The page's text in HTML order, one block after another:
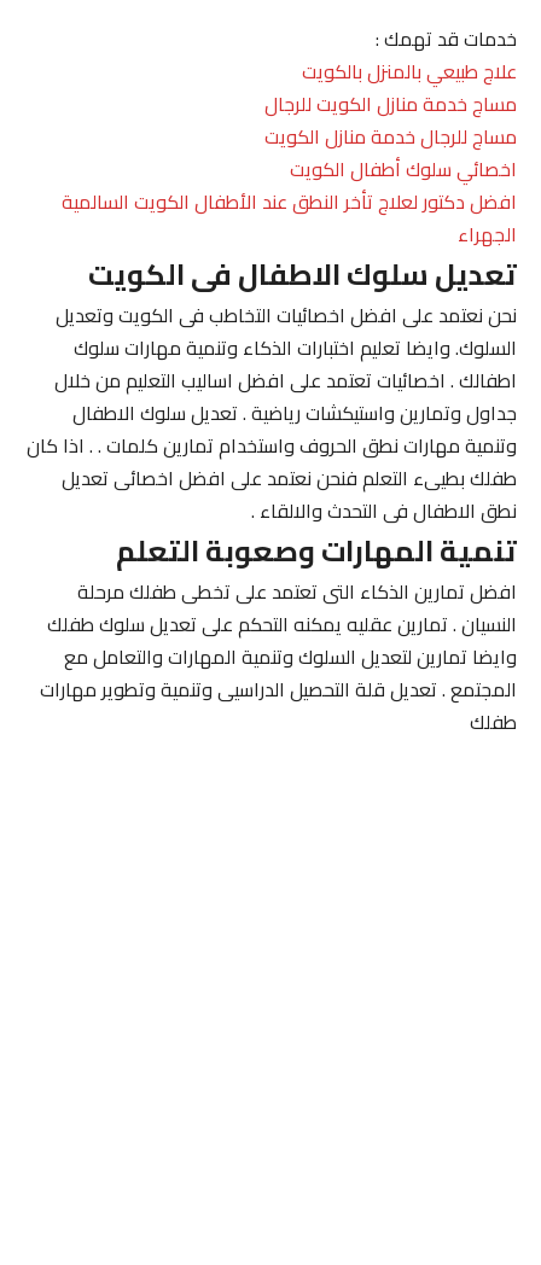
خدمات قد تهمك :
علاج طبيعي بالمنزل بالكويت
مساج خدمة منازل الكويت للرجال
مساج للرجال خدمة منازل الكويت
اخصائي سلوك أطفال الكويت
افضل دكتور لعلاج تأخر النطق عند الأطفال الكويت السالمية
الجهراء
تعديل سلوك الاطفال فى الكويت
نحن نعتمد على افضل اخصائيات التخاطب فى الكويت وتعديل
السلوك. وايضا تعليم اختبارات الذكاء وتنمية مهارات سلوك
اطفالك . اخصائيات تعتمد على افضل اساليب التعليم من خلال
جداول وتمارين واستيكشات رياضية . تعديل سلوك الاطفال
وتنمية مهارات نطق الحروف واستخدام تمارين كلمات . . اذا كان
طفلك بطيىء التعلم فنحن نعتمد على افضل اخصائى تعديل
نطق الاطفال فى التحدث والالقاء .
تنمية المهارات وصعوبة التعلم
افضل تمارين الذكاء التى تعتمد على تخطى طفلك مرحلة
النسيان . تمارين عقليه يمكنه التحكم على تعديل سلوك طفلك
وايضا تمارين لتعديل السلوك وتنمية المهارات والتعامل مع
المجتمع . تعديل قلة التحصيل الدراسيى وتنمية وتطوير مهارات
طفلك